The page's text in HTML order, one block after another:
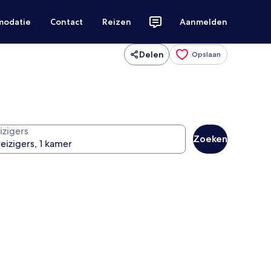
Contact Reizen Aanmelden
Delen Opslaan
Zoeken